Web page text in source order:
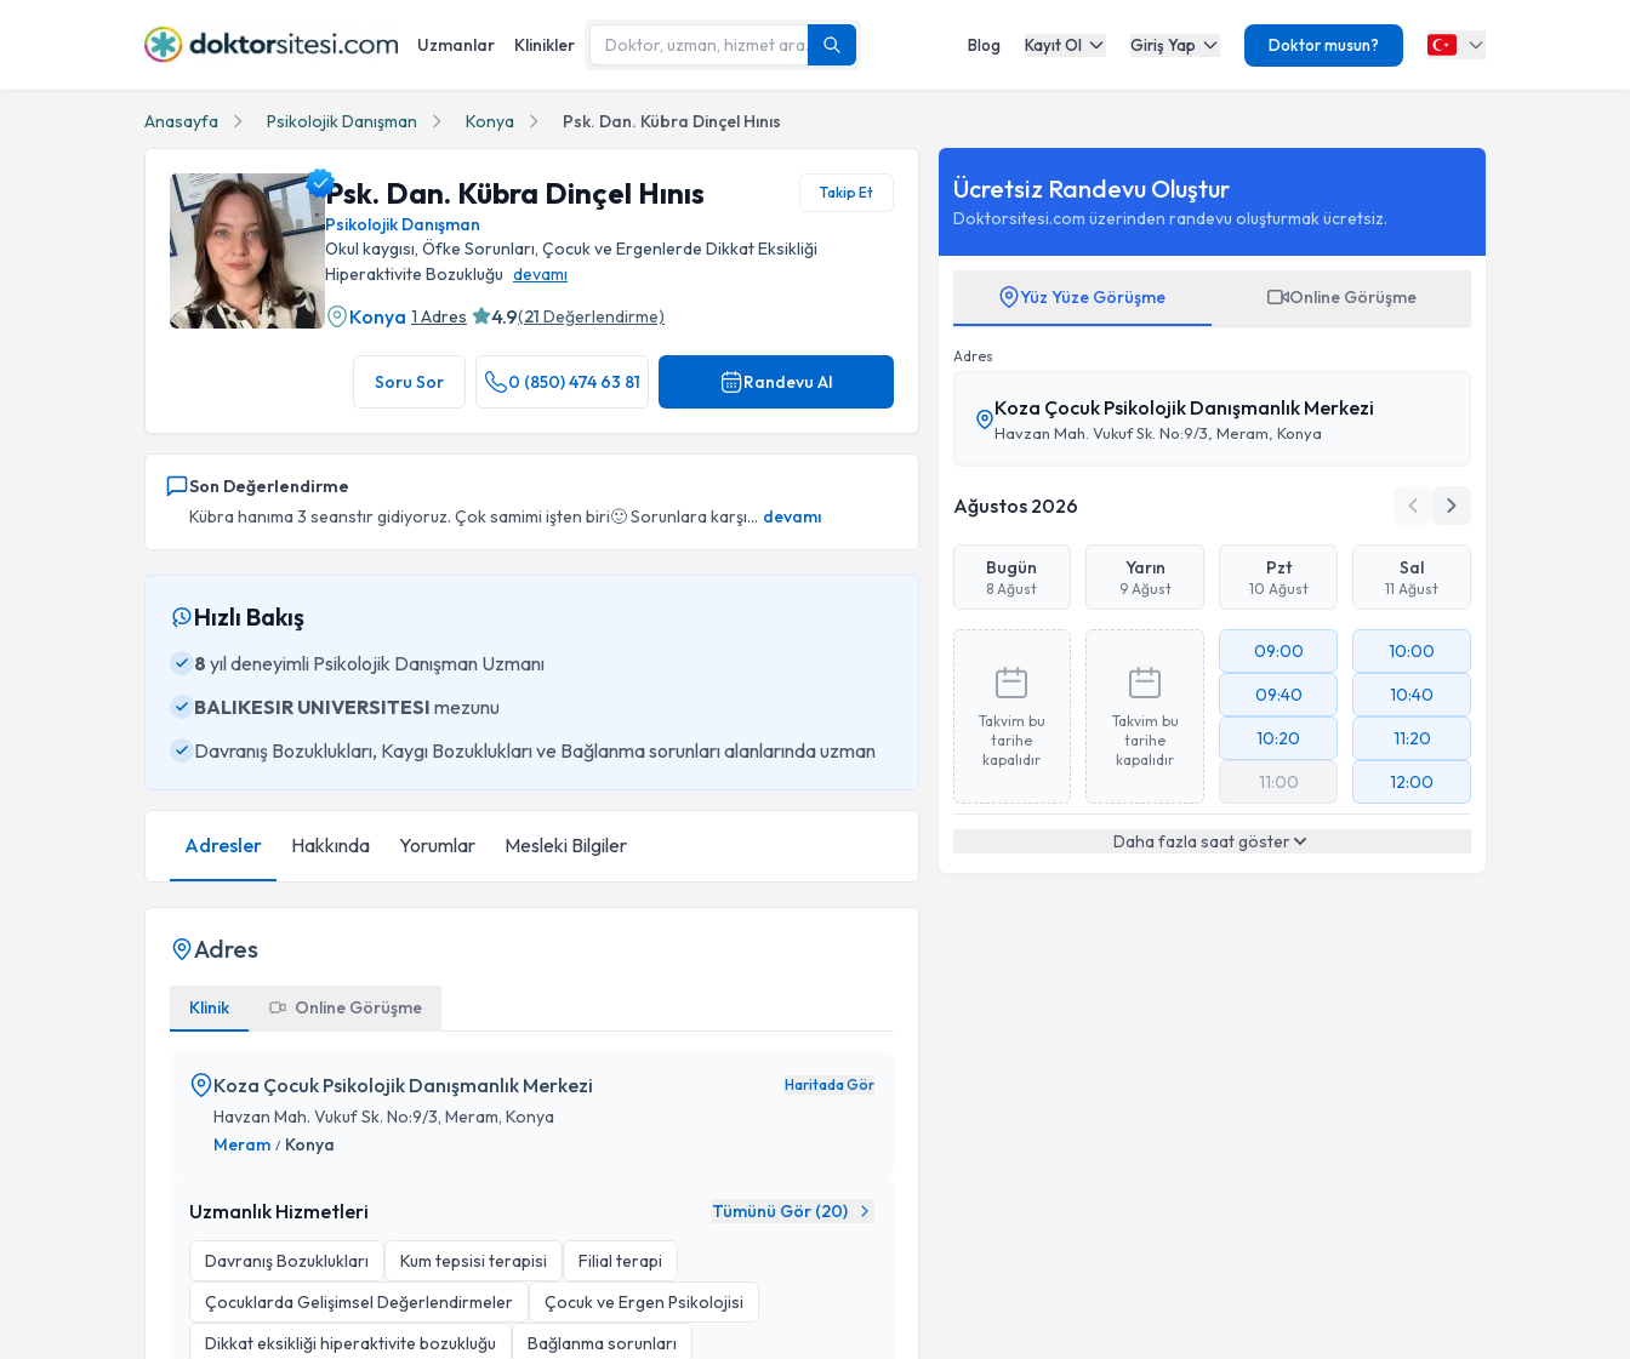
Uzmanlar Klinikler Blog Kayıt Ol Giriş Yap Doktor musun?
Anasayfa Psikolojik Danışman Konya Psk. Dan. Kübra Dinçel Hınıs
Psk. Dan. Kübra Dinçel Hınıs Takip Et
Psikolojik Danışman
Okul kaygısı, Öfke Sorunları, Çocuk ve Ergenlerde Dikkat Eksikliği
Hiperaktivite Bozukluğu devamı
Konya 1 Adres 4.9(21 Değerlendirme)
Soru Sor 0 (850) 474 63 81 Randevu Al
Son Değerlendirme
Kübra hanıma 3 seanstır gidiyoruz. Çok samimi işten biri🙂 Sorunlara karşı... devamı
Hızlı Bakış
8 yıl deneyimli Psikolojik Danışman Uzmanı
BALIKESIR UNIVERSITESI mezunu
Davranış Bozuklukları, Kaygı Bozuklukları ve Bağlanma sorunları alanlarında uzman
Adresler Hakkında Yorumlar Mesleki Bilgiler
Adres
Klinik Online Görüşme
Koza Çocuk Psikolojik Danışmanlık Merkezi Haritada Gör
Havzan Mah. Vukuf Sk. No:9/3, Meram, Konya
Meram / Konya
Uzmanlık Hizmetleri Tümünü Gör (20)
Davranış Bozuklukları Kum tepsisi terapisi
Filial terapi
Çocuklarda Gelişimsel Değerlendirmeler
Çocuk ve Ergen Psikolojisi
Dikkat eksikliği hiperaktivite bozukluğu
Bağlanma sorunları
Ücretsiz Randevu Oluştur
Doktorsitesi.com üzerinden randevu oluşturmak ücretsiz.
Yüz Yüze Görüşme Online Görüşme
Adres
Koza Çocuk Psikolojik Danışmanlık Merkezi
Havzan Mah. Vukuf Sk. No:9/3, Meram, Konya
Ağustos 2026
Bugün
8 Ağust
Yarın
9 Ağust
Pzt
10 Ağust
Sal
11 Ağust
Takvim bu
tarihe
kapalıdır
Takvim bu
tarihe
kapalıdır
09:00
09:40
10:20
11:00
10:00
10:40
11:20
12:00
Daha fazla saat göster